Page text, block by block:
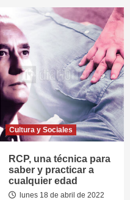
Cultura y Sociales
RCP, una técnica para
saber y practicar a
cualquier edad
lunes 18 de abril de 2022